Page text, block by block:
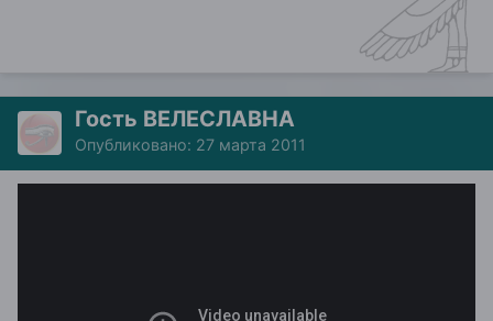
Гость ВЕЛЕСЛАВНА
Опубликовано: 27 марта 2011